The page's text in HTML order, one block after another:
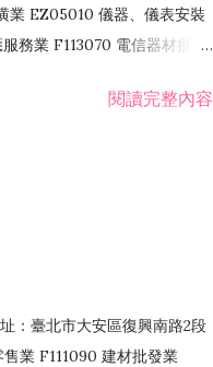
業 EZ05010 儀器、儀表安裝
務業 F113070 電信器材批發
閱讀完整內容
：臺北市大安區復興南路2段
業 F111090 建材批發業